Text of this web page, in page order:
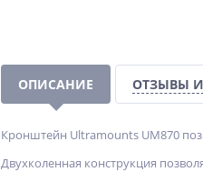
ОПИСАНИЕ ОТЗЫВЫ
Кронштейн Ultramounts UM870
Двухколенная конструкция